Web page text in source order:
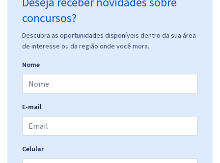
concursos?
Descubra as oportunidades disponíveis dentro da sua área
de interesse ou da região onde você mora.
Nome
E-mail
Celular